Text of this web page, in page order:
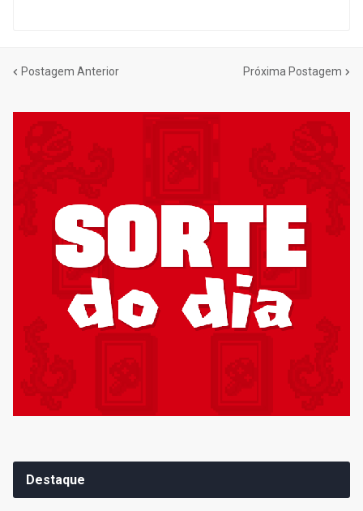
Postagem Anterior Próxima Postagem
Destaque